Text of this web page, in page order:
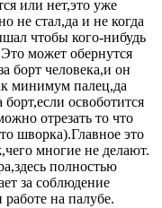
или нет,это уже
не стал,да и не когда
чтобы кого-нибудь
может обернутся
борт человека,и он
минимум палец,да
освоботится
отрезать то что
шворка).Главное это
многие не делают.
полностью
за соблюдение
на палубе.